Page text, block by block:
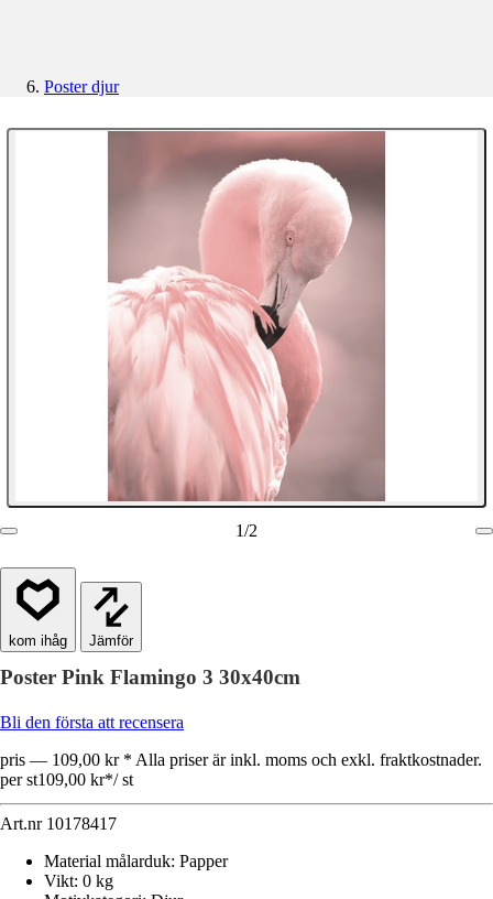
Poster djur
1/2
Jämför
Poster Pink Flamingo 3 30x40cm
Bli den första att recensera
pris — 109,00 kr * Alla priser är inkl. moms och exkl. fraktkostnader.
per st109,00 kr*/ st
Art.nr 10178417
Material målarduk: Papper
Vikt: 0 kg